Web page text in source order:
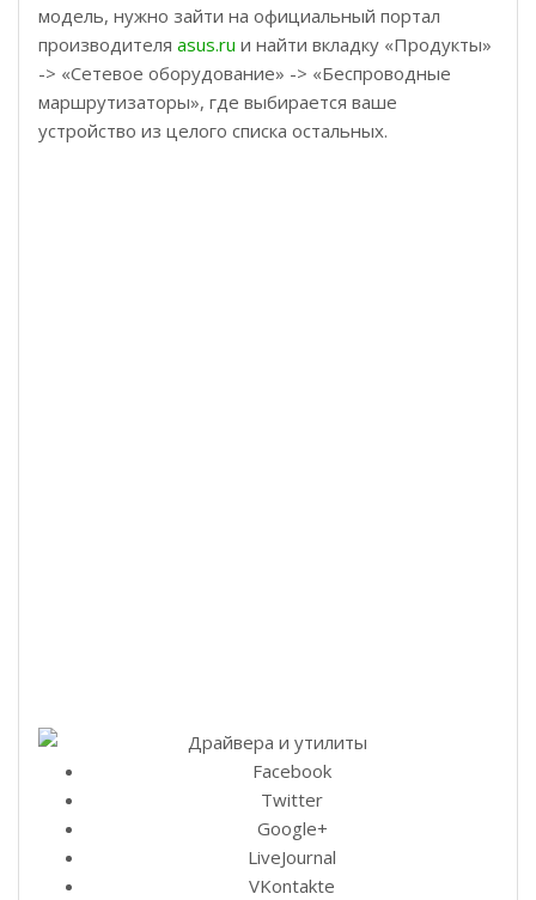
модель, нужно зайти на официальный портал
производителя asus.ru и найти вкладку «Продукты»
-> «Сетевое оборудование» -> «Беспроводные
маршрутизаторы», где выбирается ваше
устройство из целого списка остальных.
Facebook
Twitter
Google+
LiveJournal
VKontakte